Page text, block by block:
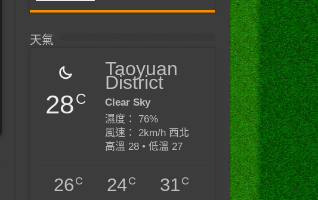
天氣
28C
Taoyuan
District
Clear Sky
濕度： 76%
風速： 2km/h 西北
高溫 28 • 低溫 27
26C 24C 31C